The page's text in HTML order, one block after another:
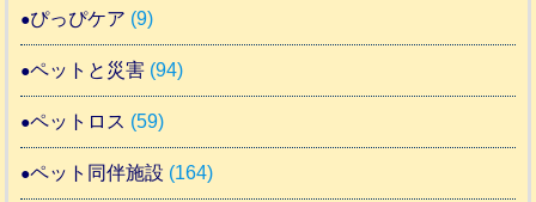
ぴっぴケア (9)
ペットと災害 (94)
ペットロス (59)
ペット同伴施設 (164)